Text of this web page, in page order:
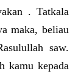
. Tatkala
maka, beliau
saw.
kamu kepada